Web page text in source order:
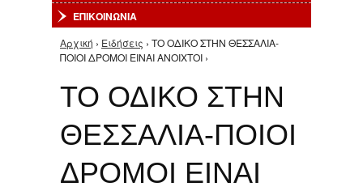
ΕΠΙΚΟΙΝΩΝΙΑ
Είστε εδώ
Αρχική › Ειδήσεις › ΤΟ ΟΔΙΚΟ ΣΤΗΝ ΘΕΣΣΑΛΙΑ-
ΠΟΙΟΙ ΔΡΟΜΟΙ ΕΙΝΑΙ ΑΝΟΙΧΤΟΙ ›
ΤΟ ΟΔΙΚΟ ΣΤΗΝ
ΘΕΣΣΑΛΙΑ-ΠΟΙΟΙ
ΔΡΟΜΟΙ ΕΙΝΑΙ